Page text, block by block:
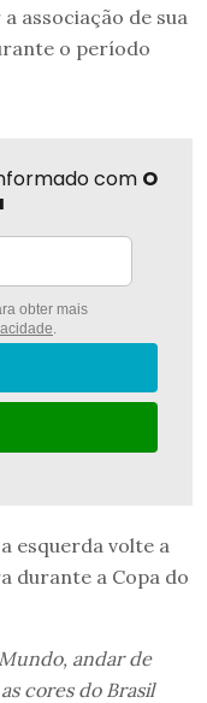
associação de sua
o período
com O
obter mais
.
esquerda volte a
durante a Copa do
andar de
cores do Brasil